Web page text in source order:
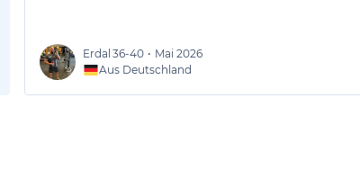
Erdal 36-40 • Mai 2026
Aus Deutschland